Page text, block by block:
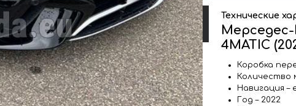
Технические
Мерседес-
4MATIC
Коробка
Количество
Навигация –
Год – 2022